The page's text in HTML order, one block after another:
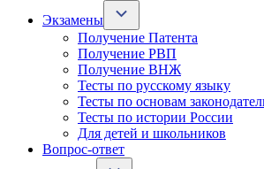
Экзамены
Получение Патента
Получение РВП
Получение ВНЖ
Тесты по русскому языку
Тесты по основам
Тесты по истории России
Для детей и школьников
Вопрос-ответ